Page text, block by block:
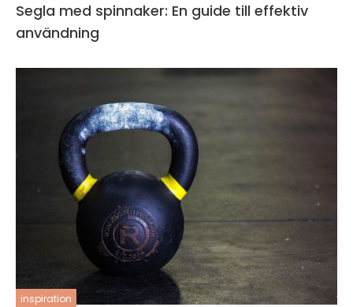
Segla med spinnaker: En guide till effektiv
användning
inspiration